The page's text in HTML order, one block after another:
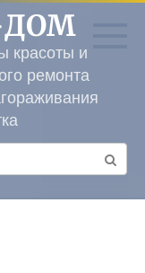
красоты и
ремонта